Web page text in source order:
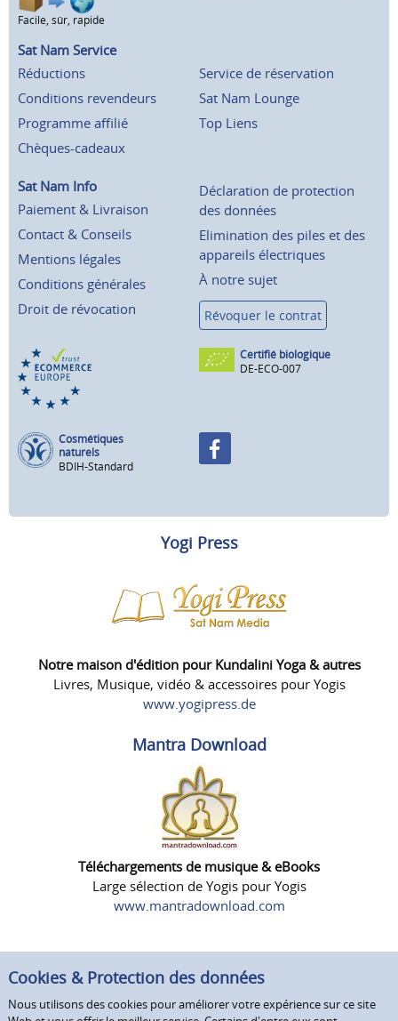
Facile, sûr, rapide
Sat Nam Service
Réductions
Conditions revendeurs
Programme affilié
Chèques-cadeaux
Service de réservation
Sat Nam Lounge
Top Liens
Sat Nam Info
Paiement & Livraison
Contact & Conseils
Mentions légales
Conditions générales
Droit de révocation
Déclaration de protection
des données
Elimination des piles et des
appareils électriques
À notre sujet
Révoquer le contrat
Certifié biologique
DE-ECO-007
Cosmétiques
naturels
BDIH-Standard
Yogi Press
Notre maison d'édition pour Kundalini Yoga & autres
Livres, Musique, vidéo & accessoires pour Yogis
www.yogipress.de
Mantra Download
Téléchargements de musique & eBooks
Large sélection de Yogis pour Yogis
www.mantradownload.com
Cookies & Protection des données
Nous utilisons des cookies pour améliorer votre expérience sur ce site